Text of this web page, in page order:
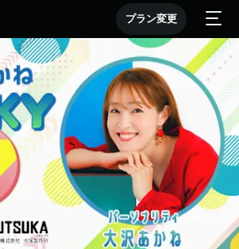
プラン変更